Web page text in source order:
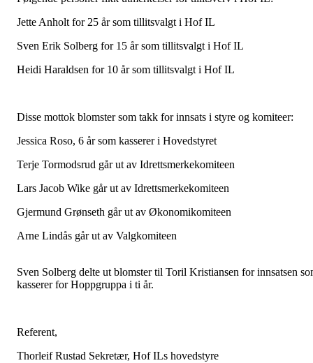
Jette Anholt for 25 år som tillitsvalgt i Hof IL
Sven Erik Solberg for 15 år som tillitsvalgt i Hof IL
Heidi Haraldsen for 10 år som tillitsvalgt i Hof IL
Disse mottok blomster som takk for innsats i styre og komiteer:
Jessica Roso, 6 år som kasserer i Hovedstyret
Terje Tormodsrud går ut av Idrettsmerkekomiteen
Lars Jacob Wike går ut av Idrettsmerkekomiteen
Gjermund Grønseth går ut av Økonomikomiteen
Arne Lindås går ut av Valgkomiteen
Sven Solberg delte ut blomster til Toril Kristiansen for innsatsen
kasserer for Hoppgruppa i ti år.
Referent,
Thorleif Rustad Sekretær, Hof ILs hovedstyre